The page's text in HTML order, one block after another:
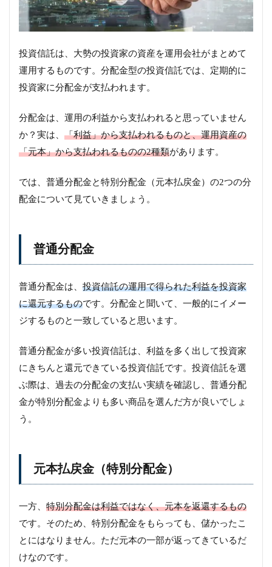
投資信託は、大勢の投資家の資産を運用会社がまとめて
運用するものです。分配金型の投資信託では、定期的に
投資家に分配金が支払われます。
分配金は、運用の利益から支払われると思っていません
か？実は、 「利益」から支払われるものと、運用資産の
「元本」から支払われるものの2種類があります。
では、普通分配金と特別分配金（元本払戻金）の2つの分
配金について見ていきましょう。
普通分配金
普通分配金は、 投資信託の運用で得られた利益を投資家
に還元するものです。分配金と聞いて、一般的にイメー
ジするものと一致していると思います。
普通分配金が多い投資信託は、利益を多く出して投資家
にきちんと還元できている投資信託です。投資信託を選
ぶ際は、過去の分配金の支払い実績を確認し、普通分配
金が特別分配金よりも多い商品を選んだ方が良いでしょ
う。
元本払戻金（特別分配金）
一方、 特別分配金は利益ではなく、元本を返還するもの
です。そのため、特別分配金をもらっても、儲かったこ
とにはなりません。ただ元本の一部が返ってきているだ
けなのです。